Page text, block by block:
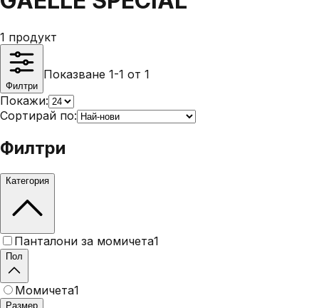
1 продукт
Филтри
Показване 1-1 от 1
Покажи:
Сортирай по:
Филтри
Категория
Панталони за момичета1
Пол
Момичета1
Размер